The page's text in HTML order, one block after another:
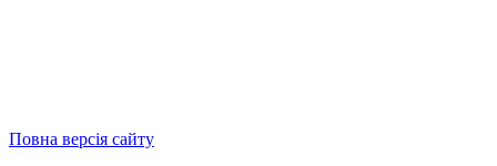
Повна версія сайту